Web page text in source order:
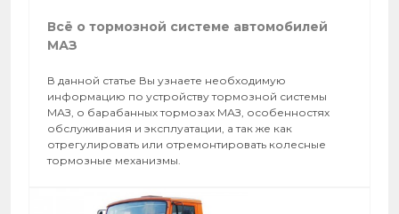
Всё о тормозной системе автомобилей
МАЗ
В данной статье Вы узнаете необходимую
информацию по устройству тормозной системы
МАЗ, о барабанных тормозах МАЗ, особенностях
обслуживания и эксплуатации, а так же как
отрегулировать или отремонтировать колесные
тормозные механизмы.